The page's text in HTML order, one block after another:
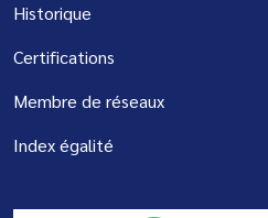
Historique
Certifications
Membre de réseaux
Index égalité